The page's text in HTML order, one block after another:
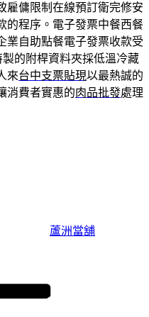
雇傭限制在線預訂衛完修安
的程序。電子發票中餐西餐
業自助點餐電子發票收款受
製的附桿資料夾採低溫冷藏
來台中支票貼現以最熱誠的
消費者實惠的肉品批發處理
蘆洲當舖